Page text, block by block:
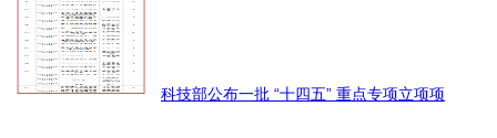
科技部公布一批 “十四五” 重点专项立项项